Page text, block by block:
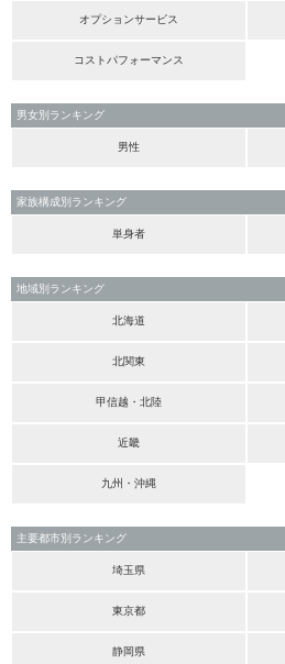
オプションサービス
コストパフォーマンス
男女別ランキング
男性
家族構成別ランキング
単身者
地域別ランキング
北海道
北関東
甲信越・北陸
近畿
九州・沖縄
主要都市別ランキング
埼玉県
東京都
静岡県